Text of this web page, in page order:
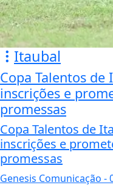
Itaubal
Copa Talentos de
inscrições e
promessas
Copa Talentos de
inscrições e
promessas
Genesis Comunicação -